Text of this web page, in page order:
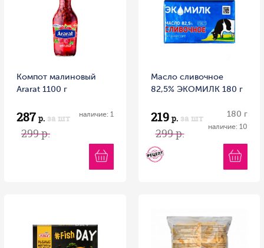
Компот малиновый
Ararat 1100 г
287 р. за шт
299 р.
наличие: 1
Масло сливочное
82,5% ЭКОМИЛК 180 г
219 р. за шт
299 р.
180 г
наличие: 10